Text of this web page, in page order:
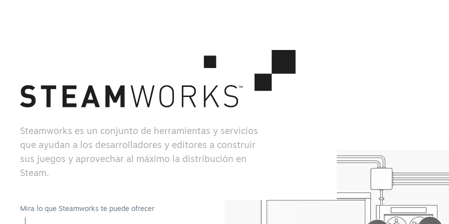
Steamworks es un conjunto de herramientas y servicios
que ayudan a los desarrolladores y editores a construir
sus juegos y aprovechar al máximo la distribución en
Steam.
Mira lo que Steamworks te puede ofrecer